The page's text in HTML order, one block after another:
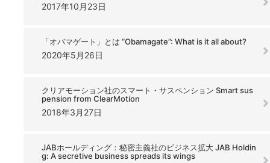
2017年10月23日
「オバマゲート」とは “Obamagate”: What is it all about?
2020年5月26日
クリアモーション社のスマート・サスペンション Smart sus
pension from ClearMotion
2018年3月27日
JABホールディング：秘密主義社のビジネス拡大 JAB Holdin
g: A secretive business spreads its wings